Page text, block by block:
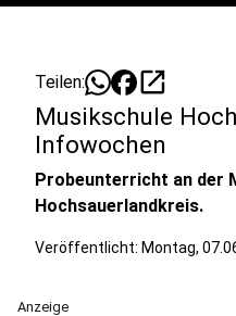
Teilen: open_in_new
Musikschule
Infowochen
Probeunterricht an der
Hochsauerlandkreis.
Veröffentlicht: Montag,
Anzeige